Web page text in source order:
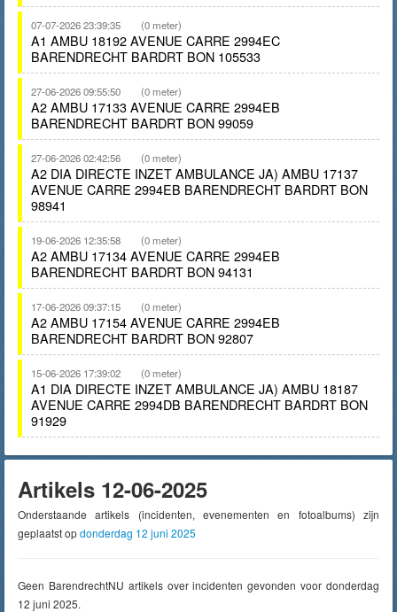
07-07-2026 23:39:35 (0 meter)
A1 AMBU 18192 AVENUE CARRE 2994EC
BARENDRECHT BARDRT BON 105533
27-06-2026 09:55:50 (0 meter)
A2 AMBU 17133 AVENUE CARRE 2994EB
BARENDRECHT BARDRT BON 99059
27-06-2026 02:42:56 (0 meter)
A2 DIA DIRECTE INZET AMBULANCE JA) AMBU 17137
AVENUE CARRE 2994EB BARENDRECHT BARDRT BON
98941
19-06-2026 12:35:58 (0 meter)
A2 AMBU 17134 AVENUE CARRE 2994EB
BARENDRECHT BARDRT BON 94131
17-06-2026 09:37:15 (0 meter)
A2 AMBU 17154 AVENUE CARRE 2994EB
BARENDRECHT BARDRT BON 92807
15-06-2026 17:39:02 (0 meter)
A1 DIA DIRECTE INZET AMBULANCE JA) AMBU 18187
AVENUE CARRE 2994DB BARENDRECHT BARDRT BON
91929
Artikels 12-06-2025
Onderstaande artikels (incidenten, evenementen en fotoalbums) zijn
geplaatst opdonderdag 12 juni 2025
Geen BarendrechtNU artikels over incidenten gevonden voor donderdag
12 juni 2025.